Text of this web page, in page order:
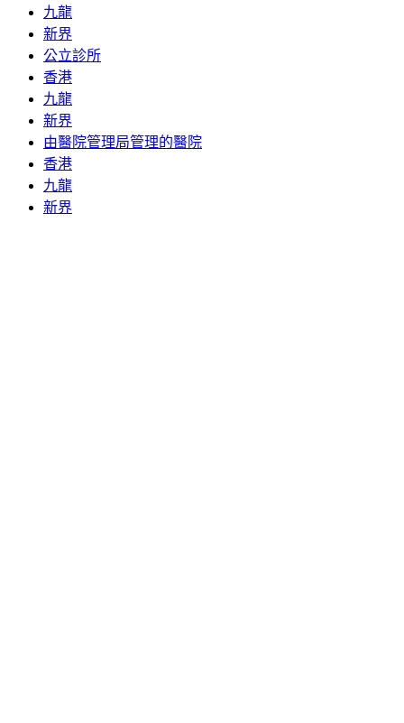
九龍
新界
公立診所
香港
九龍
新界
由醫院管理局管理的醫院
香港
九龍
新界